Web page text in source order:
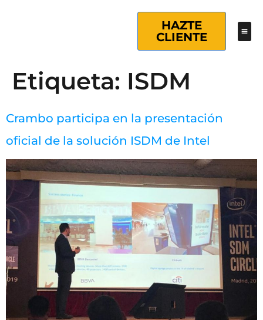
HAZTE
CLIENTE
Etiqueta: ISDM
Crambo participa en la presentación
oficial de la solución ISDM de Intel